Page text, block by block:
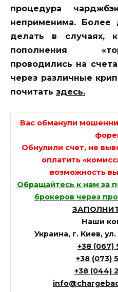
процедура
неприменима. Более
делать в случаях,
пополнения
проводились на
через различные
почитать здесь.
Вас обманули
Обнулили счет, не
оплатить
возможность
Обращайтесь к нам за
брокеров через
Наши
Украина, г. Киев,
+38 (067)
+38 (073)
+38 (044)